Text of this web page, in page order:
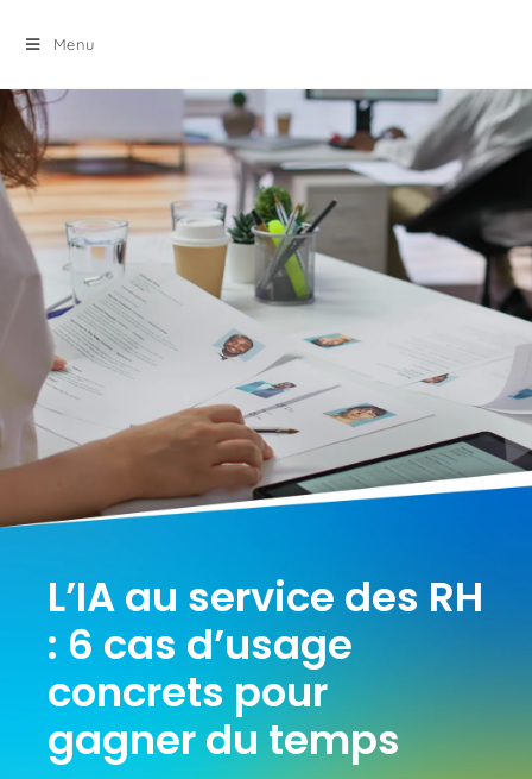
Menu
L’IA au service des RH
: 6 cas d’usage
concrets pour
gagner du temps